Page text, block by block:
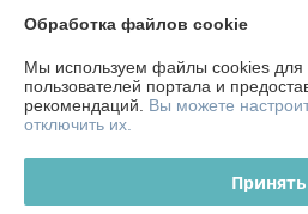
Контакты
Доставка и оплата
Обработка файлов cookie
Мы используем файлы cookies для
пользователей портала и
рекомендаций. Вы можете
отключить их.
Принять